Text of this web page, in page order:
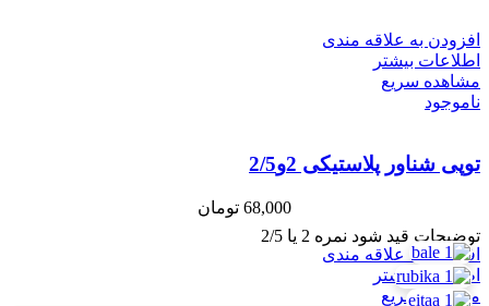
افزودن به علاقه مندی
اطلاعات بیشتر
مشاهده سریع
ناموجود
توپی شناور پلاستیکی 2و2/5
68,000 تومان
توضیحات قید شود نمره 2 یا 2/5
افزودن به علاقه مندی
اطلاعات بیشتر
مشاهده سریع